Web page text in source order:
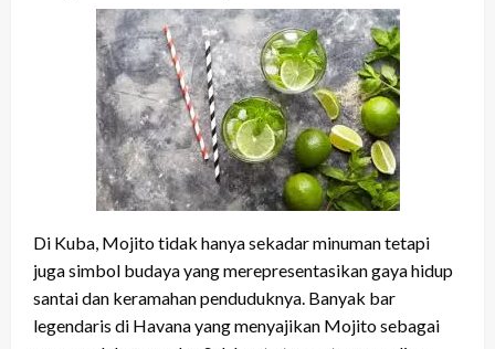
Di Kuba, Mojito tidak hanya sekadar minuman tetapi
juga simbol budaya yang merepresentasikan gaya hidup
santai dan keramahan penduduknya. Banyak bar
legendaris di Havana yang menyajikan Mojito sebagai